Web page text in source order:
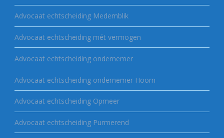
Advocaat echtscheiding Medemblik
Advocaat echtscheiding mét vermogen
Advocaat echtscheiding ondernemer
Advocaat echtscheiding ondernemer Hoorn
Advocaat echtscheiding Opmeer
Advocaat echtscheiding Purmerend